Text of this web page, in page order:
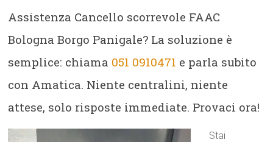
Assistenza Cancello scorrevole FAAC
Bologna Borgo Panigale? La soluzione è
semplice: chiama 051 0910471 e parla subito
con Amatica. Niente centralini, niente
attese, solo risposte immediate. Provaci ora!
Stai